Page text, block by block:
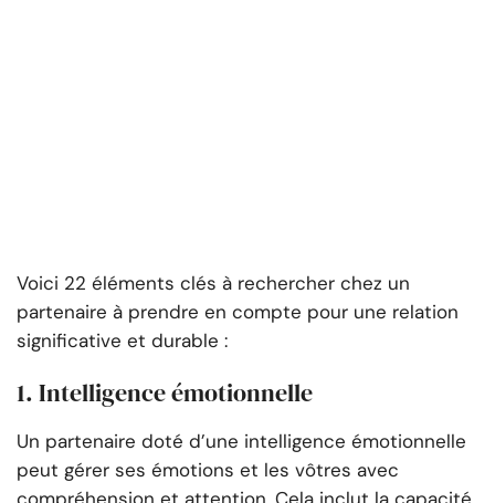
Voici 22 éléments clés à rechercher chez un
partenaire à prendre en compte pour une relation
significative et durable :
1. Intelligence émotionnelle
Un partenaire doté d’une intelligence émotionnelle
peut gérer ses émotions et les vôtres avec